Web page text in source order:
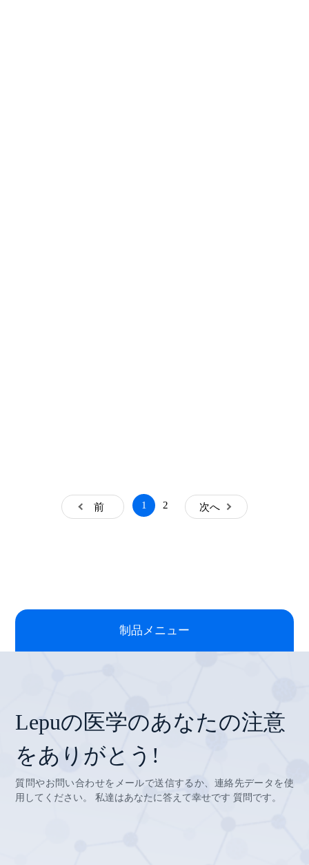
前 1 2 次へ
制品メニュー
Lepuの医学のあなたの注意
をありがとう!
質問やお問い合わせをメールで送信するか、連絡先データを使
用してください。 私達はあなたに答えて幸せです 質問です。